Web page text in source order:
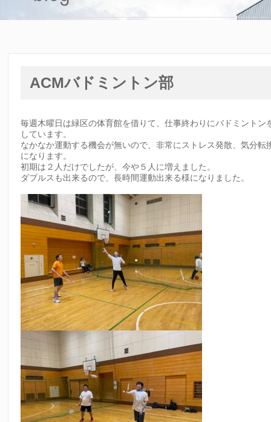
ACMバドミントン部
毎週木曜日は緑区の体育館を借りて、仕事終わりにバドミントン
しています。
なかなか運動する機会が無いので、非常にストレス発散、気分転
になります。
初期は２人だけでしたが、今や５人に増えました。
ダブルスも出来るので、長時間運動出来る様になりました。